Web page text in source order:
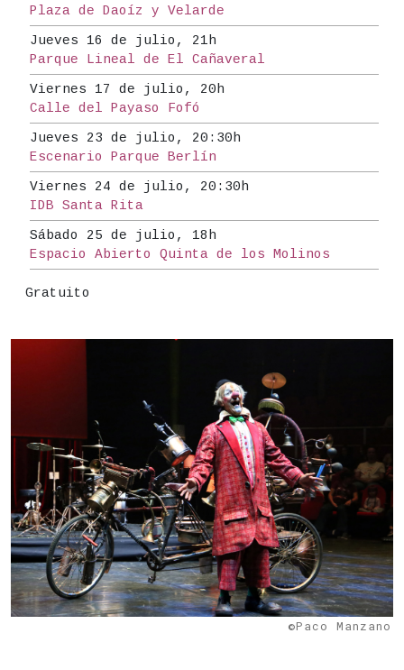
Plaza de Daoíz y Velarde
Jueves 16 de julio, 21h
Parque Lineal de El Cañaveral
Viernes 17 de julio, 20h
Calle del Payaso Fofó
Jueves 23 de julio, 20:30h
Escenario Parque Berlín
Viernes 24 de julio, 20:30h
IDB Santa Rita
Sábado 25 de julio, 18h
Espacio Abierto Quinta de los Molinos
Precio
Gratuito
©Paco Manzano